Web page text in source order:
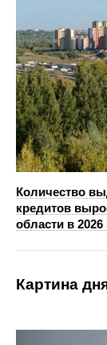
Количество
кредитов
области в 2026
Картина